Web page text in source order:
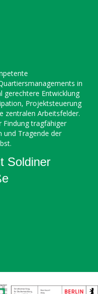
in
gerechtere Entwicklung
Projektsteuerung
zentralen Arbeitsfelder.
Findung tragfähiger
und Tragende der
Soldiner